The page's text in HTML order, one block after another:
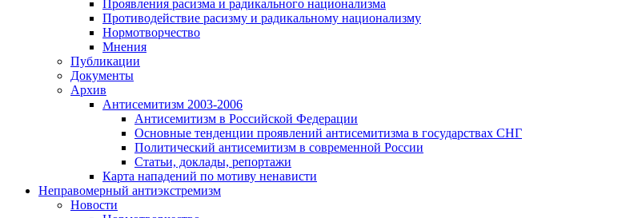
Проявления расизма и радикального национализма
Противодействие расизму и радикальному национализму
Нормотворчество
Мнения
Публикации
Документы
Архив
Антисемитизм 2003-2006
Антисемитизм в Российской Федерации
Основные тенденции проявлений антисемитизма в государствах СНГ
Политический антисемитизм в современной России
Статьи, доклады, репортажи
Карта нападений по мотиву ненависти
Неправомерный антиэкстремизм
Новости